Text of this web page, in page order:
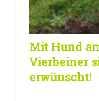
Mit Hund
Vierbeiner
erwünscht!